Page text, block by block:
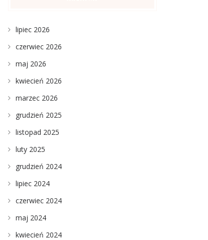
lipiec 2026
czerwiec 2026
maj 2026
kwiecień 2026
marzec 2026
grudzień 2025
listopad 2025
luty 2025
grudzień 2024
lipiec 2024
czerwiec 2024
maj 2024
kwiecień 2024